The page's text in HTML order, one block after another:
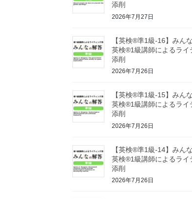
添削
2026年7月27日
【英検®準1級-16】みん
英検®1級講師によるライ
添削
2026年7月26日
【英検®準1級-15】みん
英検®1級講師によるライ
添削
2026年7月26日
【英検®準1級-14】みん
英検®1級講師によるライ
添削
2026年7月26日